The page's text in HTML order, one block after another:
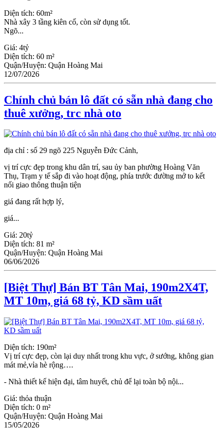
Diện tích: 60m²
Nhà xây 3 tầng kiên cố, còn sử dụng tốt.
Ngõ...
Giá: 4tỷ
Diện tích: 60 m²
Quận/Huyện: Quận Hoàng Mai
12/07/2026
Chính chủ bán lô đất có sẵn nhà đang cho
thuê xưởng, trc nhà oto
địa chỉ : số 29 ngõ 225 Nguyễn Đức Cảnh,
vị trí cực đẹp trong khu dân trí, sau ủy ban phường Hoàng Văn
Thụ, Trạm y tế sắp đi vào hoạt động, phía trước đường mở to kết
nối giao thông thuận tiện
giá đang rất hợp lý,
giá...
Giá: 20tỷ
Diện tích: 81 m²
Quận/Huyện: Quận Hoàng Mai
06/06/2026
[Biệt Thự] Bán BT Tân Mai, 190m2X4T,
MT 10m, giá 68 tỷ, KD sầm uất
Diện tích: 190m²
Vị trí cực đẹp, còn lại duy nhất trong khu vực, ở sướng, không gian
mát mẻ,vỉa hè rộng….
- Nhà thiết kế hiện đại, tâm huyết, chủ để lại toàn bộ nội...
Giá: thỏa thuận
Diện tích: 0 m²
Quận/Huyện: Quận Hoàng Mai
15/05/2026